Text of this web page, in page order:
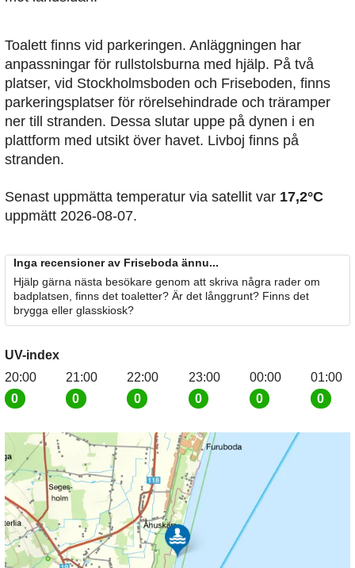
Toalett finns vid parkeringen. Anläggningen har
anpassningar för rullstolsburna med hjälp. På två
platser, vid Stockholmsboden och Friseboden, finns
parkeringsplatser för rörelsehindrade och träramper
ner till stranden. Dessa slutar uppe på dynen i en
plattform med utsikt över havet. Livboj finns på
stranden.
Senast uppmätta temperatur via satellit var 17,2°C
uppmätt 2026-08-07.
Inga recensioner av Friseboda ännu...
Hjälp gärna nästa besökare genom att skriva några rader om
badplatsen, finns det toaletter? Är det långgrunt? Finns det
brygga eller glasskiosk?
UV-index
20:00
0
21:00
0
22:00
0
23:00
0
00:00
0
01:00
0